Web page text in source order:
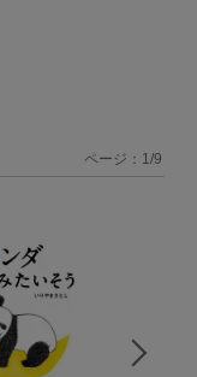
ページ： 1 /9